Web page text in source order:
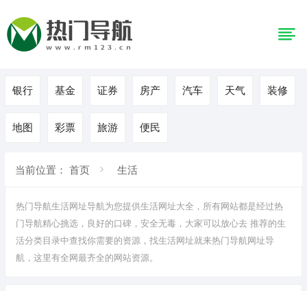
银行 基金 证券 房产 汽车 天气 装修
地图 彩票 旅游 便民
当前位置： 首页 生活
热门导航生活网址导航为您提供生活网址大全，所有网站都是经过热
门导航精心挑选，良好的口碑，安全无毒，大家可以放心去 推荐的生
活分类目录中查找你需要的资源，找生活网址就来热门导航网址导
航，这里有全网最齐全的网站资源。